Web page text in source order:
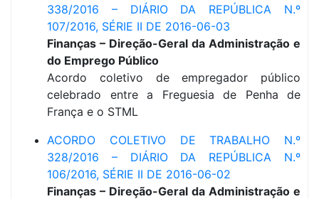
338/2016 – DIÁRIO DA REPÚBLICA N.º
107/2016, SÉRIE II DE 2016-06-03
Finanças – Direção-Geral da Administração e
do Emprego Público
Acordo coletivo de empregador público
celebrado entre a Freguesia de Penha de
França e o STML
ACORDO COLETIVO DE TRABALHO N.º
328/2016 – DIÁRIO DA REPÚBLICA N.º
106/2016, SÉRIE II DE 2016-06-02
Finanças – Direção-Geral da Administração e